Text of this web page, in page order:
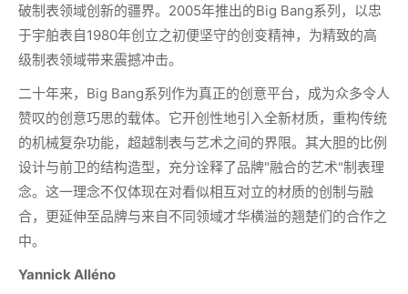
破制表领域创新的疆界。2005年推出的Big Bang系列，以忠
于宇舶表自1980年创立之初便坚守的创变精神，为精致的高
级制表领域带来震撼冲击。
二十年来，Big Bang系列作为真正的创意平台，成为众多令人
赞叹的创意巧思的载体。它开创性地引入全新材质，重构传统
的机械复杂功能，超越制表与艺术之间的界限。其大胆的比例
设计与前卫的结构造型，充分诠释了品牌"融合的艺术"制表理
念。这一理念不仅体现在对看似相互对立的材质的创制与融
合，更延伸至品牌与来自不同领域才华横溢的翘楚们的合作之
中。
Yannick Alléno